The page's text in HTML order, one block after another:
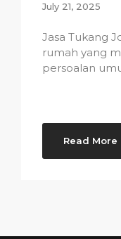
July 21, 2025
Jasa Tukang
rumah yang
persoalan
Read More